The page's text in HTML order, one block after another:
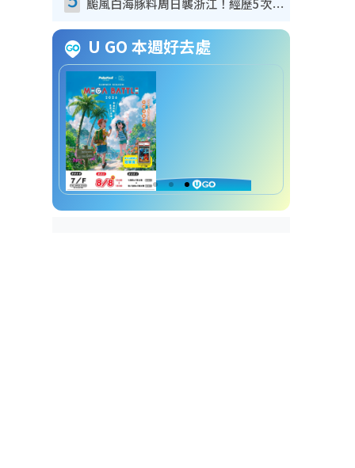
颱風白海豚料周日襲浙江！經歷5次「眼牆置換」極罕見 成登陸內地最長途颱風
U GO 本週好去處